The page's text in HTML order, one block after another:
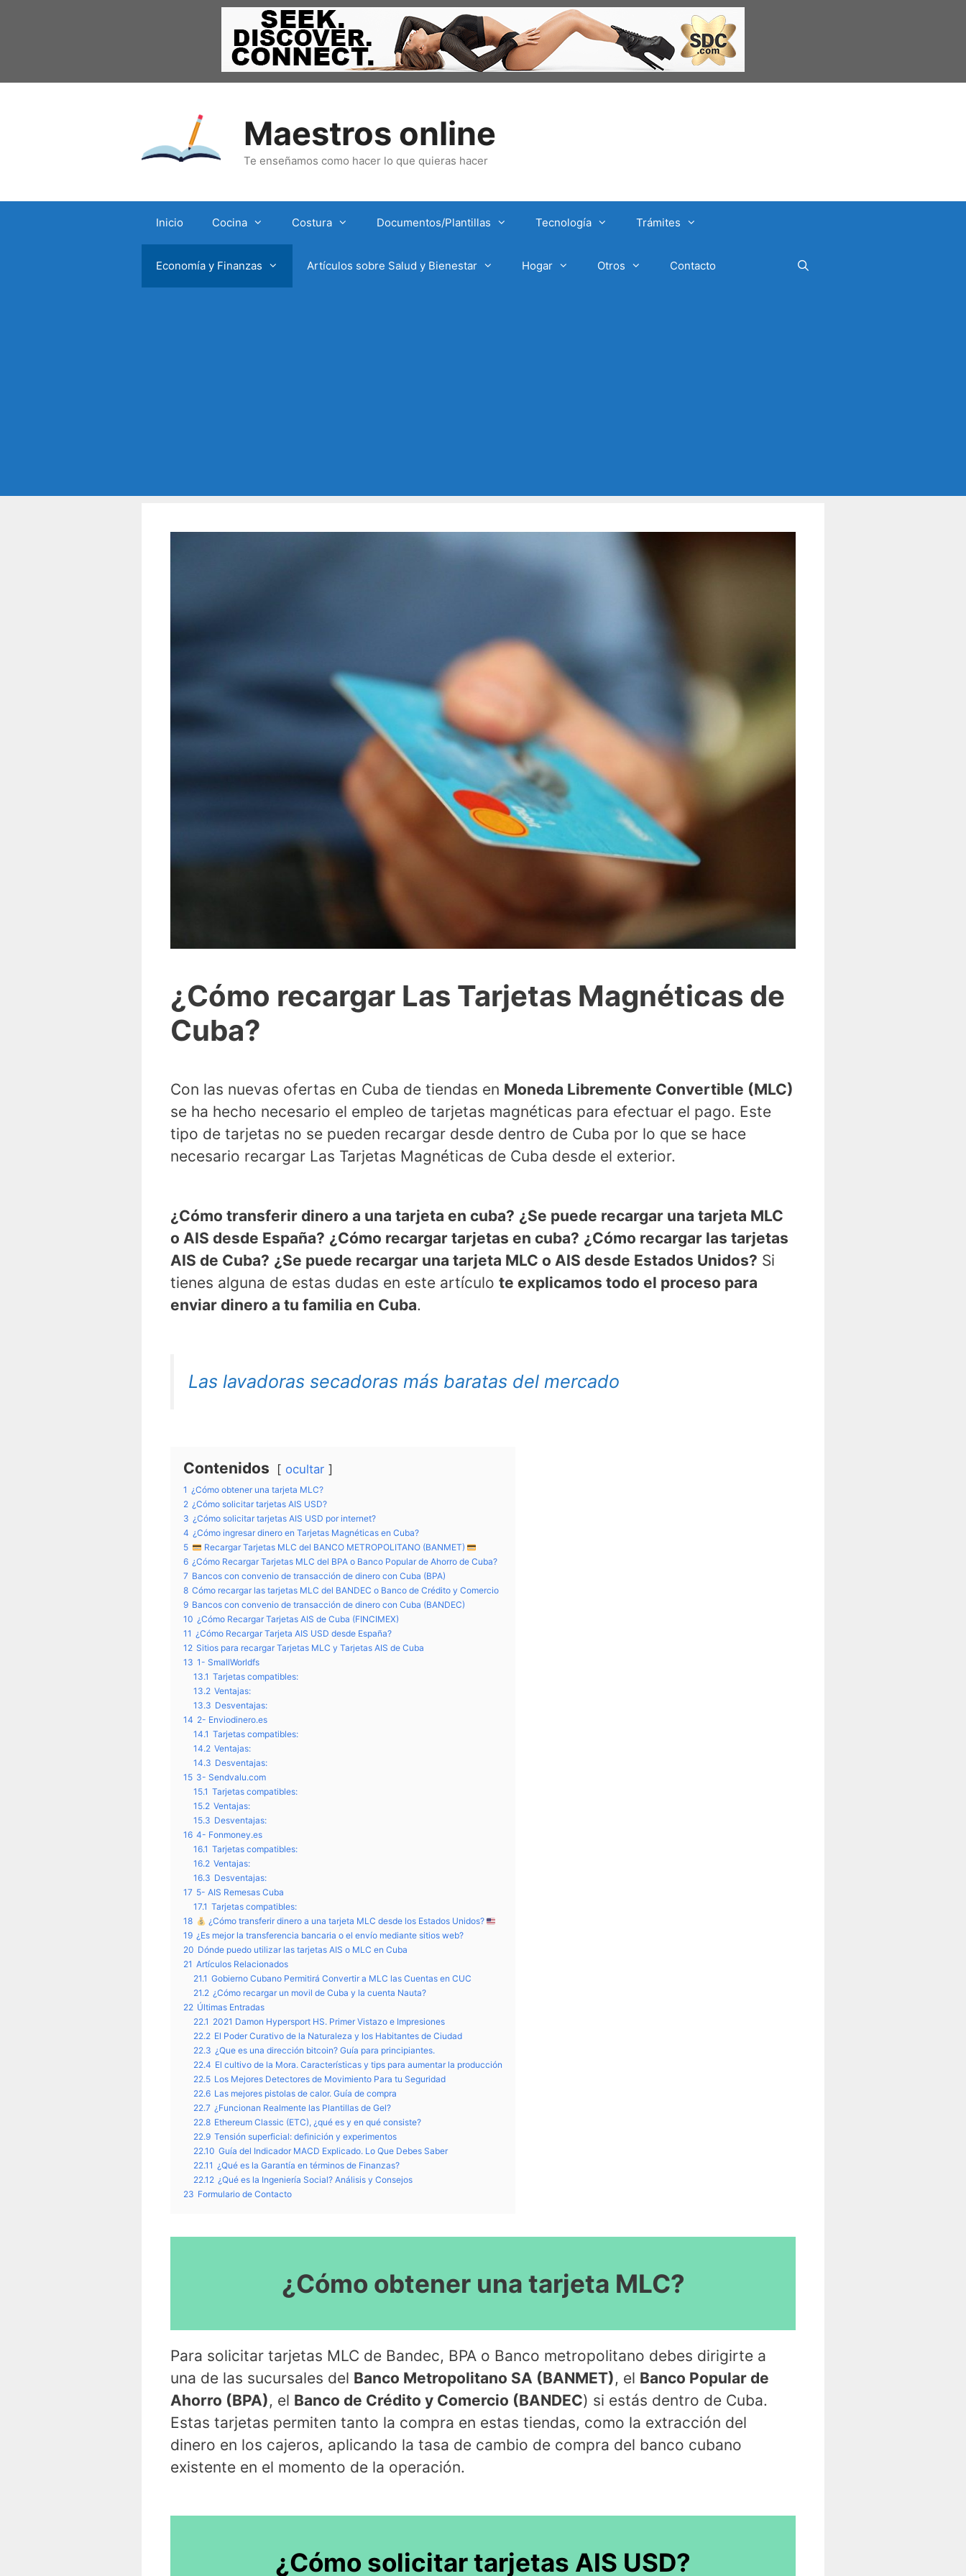
Maestros online
Te enseñamos como hacer lo que quieras hacer
Inicio Cocina Costura Documentos/Plantillas Tecnología Trámites
Economía y Finanzas Artículos sobre Salud y Bienestar Hogar Otros Contacto
¿Cómo recargar Las Tarjetas Magnéticas de
Cuba?
Con las nuevas ofertas en Cuba de tiendas en Moneda Libremente Convertible (MLC)
se ha hecho necesario el empleo de tarjetas magnéticas para efectuar el pago. Este
tipo de tarjetas no se pueden recargar desde dentro de Cuba por lo que se hace
necesario recargar Las Tarjetas Magnéticas de Cuba desde el exterior.
¿Cómo transferir dinero a una tarjeta en cuba? ¿Se puede recargar una tarjeta MLC
o AIS desde España? ¿Cómo recargar tarjetas en cuba? ¿Cómo recargar las tarjetas
AIS de Cuba? ¿Se puede recargar una tarjeta MLC o AIS desde Estados Unidos? Si
tienes alguna de estas dudas en este artículo te explicamos todo el proceso para
enviar dinero a tu familia en Cuba.
Las lavadoras secadoras más baratas del mercado
Contenidos ocultar
1 ¿Cómo obtener una tarjeta MLC?
2 ¿Cómo solicitar tarjetas AIS USD?
3 ¿Cómo solicitar tarjetas AIS USD por internet?
4 ¿Cómo ingresar dinero en Tarjetas Magnéticas en Cuba?
5
Recargar Tarjetas MLC del BANCO METROPOLITANO (BANMET)
6 ¿Cómo Recargar Tarjetas MLC del BPA o Banco Popular de Ahorro de Cuba?
7 Bancos con convenio de transacción de dinero con Cuba (BPA)
8 Cómo recargar las tarjetas MLC del BANDEC o Banco de Crédito y Comercio
9 Bancos con convenio de transacción de dinero con Cuba (BANDEC)
10 ¿Cómo Recargar Tarjetas AIS de Cuba (FINCIMEX)
11 ¿Cómo Recargar Tarjeta AIS USD desde España?
12 Sitios para recargar Tarjetas MLC y Tarjetas AIS de Cuba
13 1- SmallWorldfs
13.1 Tarjetas compatibles:
13.2 Ventajas:
13.3 Desventajas:
14 2- Enviodinero.es
14.1 Tarjetas compatibles:
14.2 Ventajas:
14.3 Desventajas:
15 3- Sendvalu.com
15.1 Tarjetas compatibles:
15.2 Ventajas:
15.3 Desventajas:
16 4- Fonmoney.es
16.1 Tarjetas compatibles:
16.2 Ventajas:
16.3 Desventajas:
17 5- AIS Remesas Cuba
17.1 Tarjetas compatibles:
18
¿Cómo transferir dinero a una tarjeta MLC desde los Estados Unidos?
19 ¿Es mejor la transferencia bancaria o el envío mediante sitios web?
20 Dónde puedo utilizar las tarjetas AIS o MLC en Cuba
21 Artículos Relacionados
21.1 Gobierno Cubano Permitirá Convertir a MLC las Cuentas en CUC
21.2 ¿Cómo recargar un movil de Cuba y la cuenta Nauta?
22 Últimas Entradas
22.1 2021 Damon Hypersport HS. Primer Vistazo e Impresiones
22.2 El Poder Curativo de la Naturaleza y los Habitantes de Ciudad
22.3 ¿Que es una dirección bitcoin? Guía para principiantes.
22.4 El cultivo de la Mora. Características y tips para aumentar la producción
22.5 Los Mejores Detectores de Movimiento Para tu Seguridad
22.6 Las mejores pistolas de calor. Guía de compra
22.7 ¿Funcionan Realmente las Plantillas de Gel?
22.8 Ethereum Classic (ETC), ¿qué es y en qué consiste?
22.9 Tensión superficial: definición y experimentos
22.10 Guía del Indicador MACD Explicado. Lo Que Debes Saber
22.11 ¿Qué es la Garantía en términos de Finanzas?
22.12 ¿Qué es la Ingeniería Social? Análisis y Consejos
23 Formulario de Contacto
¿Cómo obtener una tarjeta MLC?
Para solicitar tarjetas MLC de Bandec, BPA o Banco metropolitano debes dirigirte a
una de las sucursales del Banco Metropolitano SA (BANMET), el Banco Popular de
Ahorro (BPA), el Banco de Crédito y Comercio (BANDEC) si estás dentro de Cuba.
Estas tarjetas permiten tanto la compra en estas tiendas, como la extracción del
dinero en los cajeros, aplicando la tasa de cambio de compra del banco cubano
existente en el momento de la operación.
¿Cómo solicitar tarjetas AIS USD?